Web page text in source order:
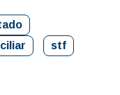
stf